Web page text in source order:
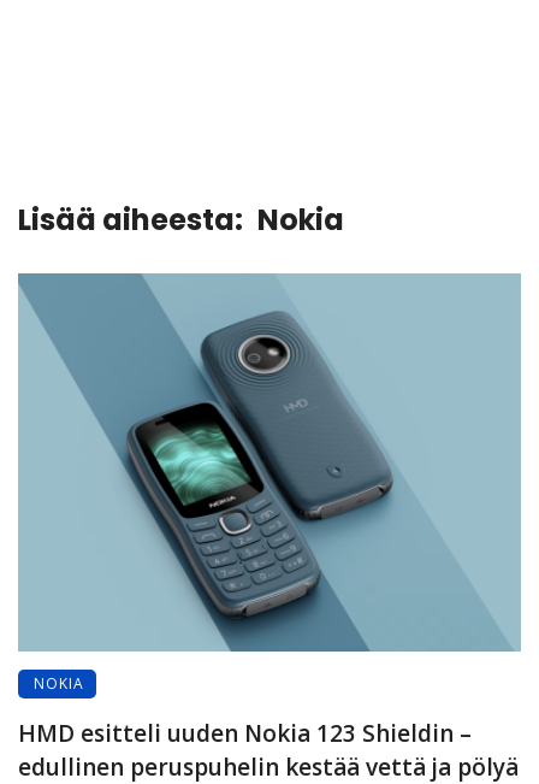
Lisää aiheesta: Nokia
NOKIA
HMD esitteli uuden Nokia 123 Shieldin –
edullinen peruspuhelin kestää vettä ja pölyä